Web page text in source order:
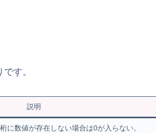
す。
説明
に数値が存在しない場合は0が入らない。